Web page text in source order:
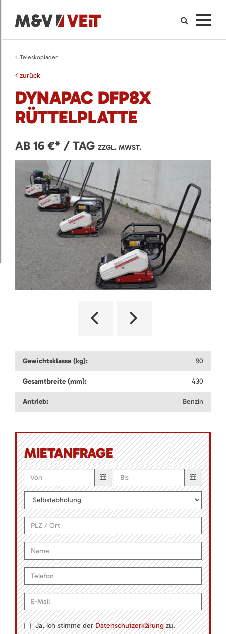
Teleskoplader
zurück
DYNAPAC DFP8X
RÜTTELPLATTE
AB 16 €* / TAG ZZGL. MWST.
Gewichtsklasse (kg): 90
Gesamtbreite (mm): 430
Antrieb: Benzin
MIETANFRAGE
Ja, ich stimme derDatenschutzerklärungzu.